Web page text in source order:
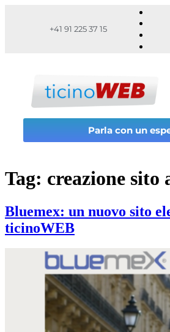
+41 91 225 37 15
Parla con un
Tag: creazione sito
Bluemex: un nuovo sito
ticinoWEB